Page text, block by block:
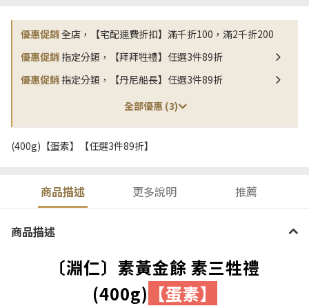
優惠促銷全店，【宅配運費折扣】滿千折100，滿2千折200
優惠促銷 指定分類，【拜拜牲禮】任選3件89折
優惠促銷 指定分類，【丹尼船長】任選3件89折
全部優惠 (3)
(400g)【蛋素】【任選3件89折】
商品描述 更多說明 推薦
商品描述
〔淵仁〕素黃金餘 素三牲禮
(400g) 【蛋素】